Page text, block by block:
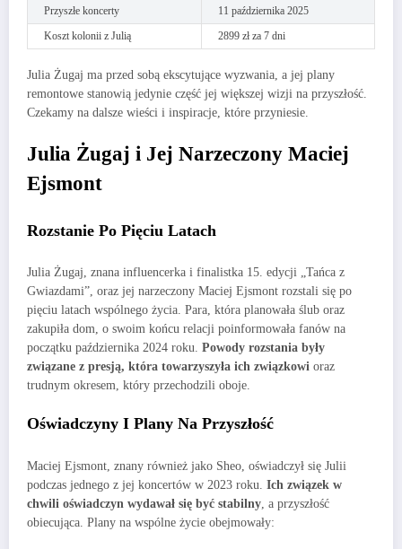
Przyszłe koncerty
11 października 2025
Koszt kolonii z Julią
2899 zł za 7 dni
Julia Żugaj ma przed sobą ekscytujące wyzwania, a jej plany
remontowe stanowią jedynie część jej większej wizji na przyszłość.
Czekamy na dalsze wieści i inspiracje, które przyniesie.
Julia Żugaj i Jej Narzeczony Maciej
Ejsmont
Rozstanie Po Pięciu Latach
Julia Żugaj, znana influencerka i finalistka 15. edycji „Tańca z
Gwiazdami”, oraz jej narzeczony Maciej Ejsmont rozstali się po
pięciu latach wspólnego życia. Para, która planowała ślub oraz
zakupiła dom, o swoim końcu relacji poinformowała fanów na
początku października 2024 roku. Powody rozstania były
związane z presją, która towarzyszyła ich związkowi oraz
trudnym okresem, który przechodzili oboje.
Oświadczyny I Plany Na Przyszłość
Maciej Ejsmont, znany również jako Sheo, oświadczył się Julii
podczas jednego z jej koncertów w 2023 roku. Ich związek w
chwili oświadczyn wydawał się być stabilny , a przyszłość
obiecująca. Plany na wspólne życie obejmowały: